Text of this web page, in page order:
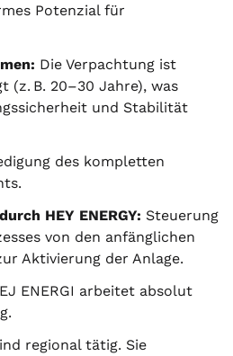
Potenzial für
Die Verpachtung ist
(z. B. 20–30 Jahre), was
und Stabilität
des kompletten
HEY ENERGY: Steuerung
von den anfänglichen
Aktivierung der Anlage.
ENERGI arbeitet absolut
regional tätig. Sie